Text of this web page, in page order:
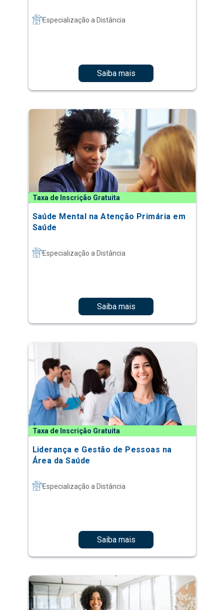
Especialização a Distância
Saiba mais
Taxa de Inscrição Gratuita
Saúde Mental na Atenção Primária em
Saúde
Especialização a Distância
Saiba mais
Taxa de Inscrição Gratuita
Liderança e Gestão de Pessoas na
Área da Saúde
Especialização a Distância
Saiba mais